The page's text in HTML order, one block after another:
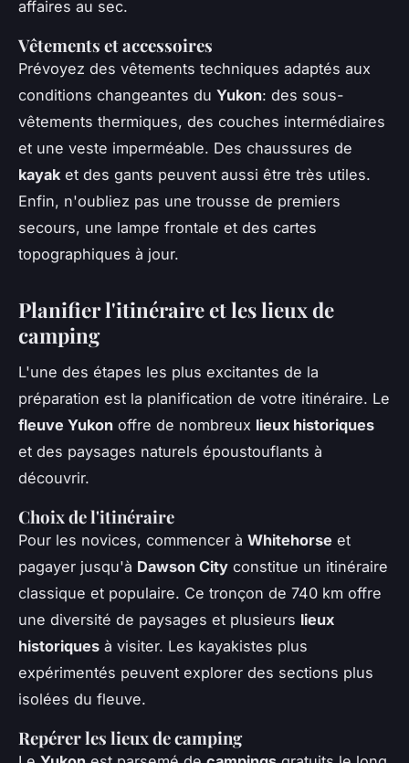
affaires au sec.
Vêtements et accessoires
Prévoyez des vêtements techniques adaptés aux
conditions changeantes du Yukon: des sous-
vêtements thermiques, des couches intermédiaires
et une veste imperméable. Des chaussures de
kayak et des gants peuvent aussi être très utiles.
Enfin, n'oubliez pas une trousse de premiers
secours, une lampe frontale et des cartes
topographiques à jour.
Planifier l'itinéraire et les lieux de
camping
L'une des étapes les plus excitantes de la
préparation est la planification de votre itinéraire. Le
fleuve Yukon offre de nombreux lieux historiques
et des paysages naturels époustouflants à
découvrir.
Choix de l'itinéraire
Pour les novices, commencer à Whitehorse et
pagayer jusqu'à Dawson City constitue un itinéraire
classique et populaire. Ce tronçon de 740 km offre
une diversité de paysages et plusieurs lieux
historiques à visiter. Les kayakistes plus
expérimentés peuvent explorer des sections plus
isolées du fleuve.
Repérer les lieux de camping